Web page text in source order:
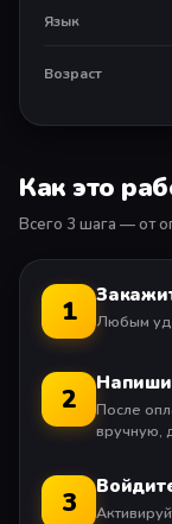
Гуляйте по
моменты, а
Автономная
Язык
Возраст
Как это
Всего 3 шага — от
1 Любым
2
После
вручную,
3